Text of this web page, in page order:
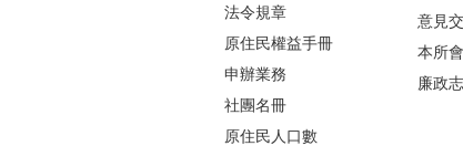
法令規章
原住民權益手冊
申辦業務
社團名冊
原住民人口數
意見
本所
廉政